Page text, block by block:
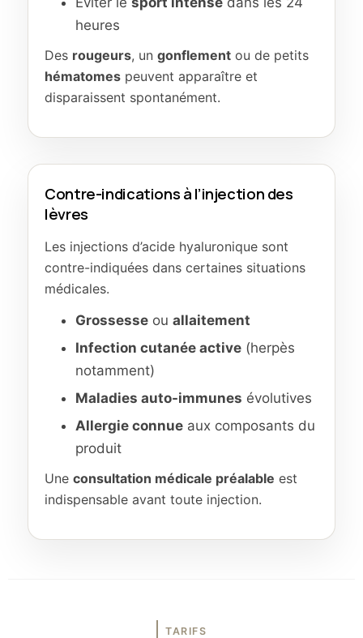
heures
Des rougeurs, un gonflement ou de petits
hématomes peuvent apparaître et
disparaissent spontanément.
Contre-indications à l’injection des
lèvres
Les injections d’acide hyaluronique sont
contre-indiquées dans certaines situations
médicales.
Grossesse ou allaitement
Infection cutanée active (herpès
notamment)
Maladies auto-immunes évolutives
Allergie connue aux composants du
produit
Une consultation médicale préalable est
indispensable avant toute injection.
TARIFS